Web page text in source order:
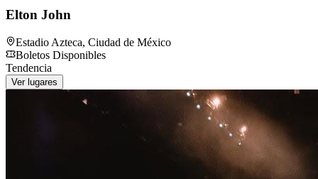
Elton John
Estadio Azteca, Ciudad de México
Boletos Disponibles
Tendencia
Ver lugares